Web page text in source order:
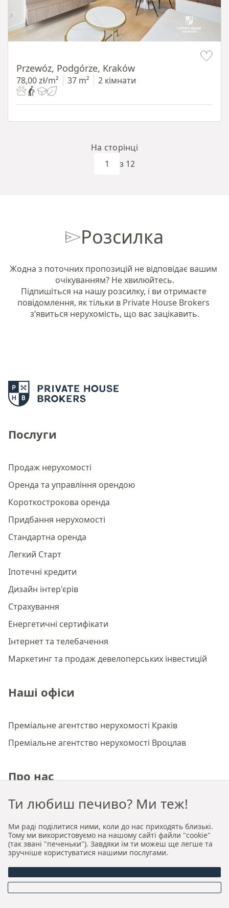
Przewóz, Podgórze, Kraków
78,00 zł/m² 37 m² 2 кімнати
з 12
На сторінці
Розсилка
Жодна з поточних пропозицій не відповідає вашим
очікуванням? Не хвилюйтесь.
Підпишіться на нашу розсилку, і ви отримаєте
повідомлення, як тільки в Private House Brokers
з’явиться нерухомість, що вас зацікавить.
Послуги
Продаж нерухомості
Оренда та управління орендою
Короткострокова оренда
Придбання нерухомості
Стандартна оренда
Легкий Старт
Іпотечні кредити
Дизайн інтер'єрів
Страхування
Енергетичні сертифікати
Інтернет та телебачення
Маркетинг та продаж девелоперських інвестицій
Наші офіси
Преміальне агентство нерухомості Краків
Преміальне агентство нерухомості Вроцлав
Про нас
Хто ми
Наша авторська модель продажу та оренди
Керівництво
Можливості
Ти любиш печиво? Ми теж!
Ми раді поділитися ними, коли до нас приходять близькі.
Тому ми використовуємо на нашому сайті файли "cookie"
(так звані "печеньки"). Завдяки їм ти можеш ще легше та
зручніше користуватися нашими послугами.